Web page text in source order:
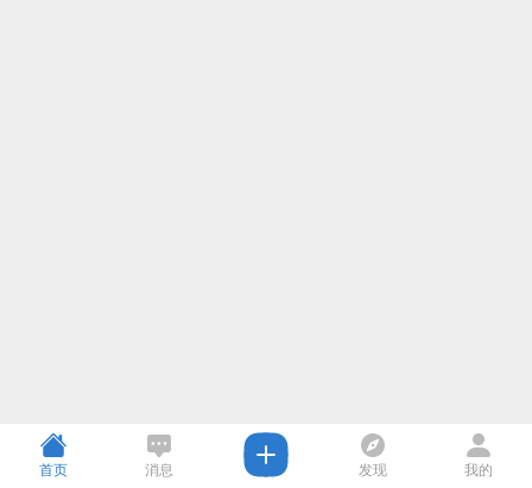
首页 消息 发现 我的